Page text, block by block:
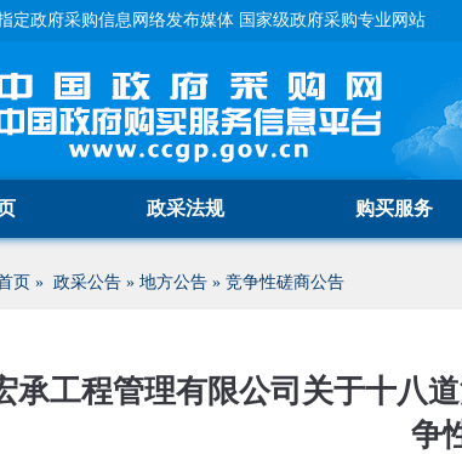
定政府采购信息网络发布媒体 国家级政府采购专业网站
政采法规 购买服务
页 » 政采公告 » 地方公告 » 竞争性磋商公告
承工程管理有限公司关于十八
争